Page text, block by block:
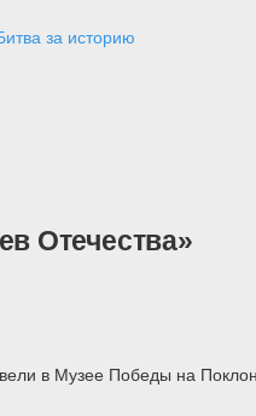
за историю
Отечества»
в Музее Победы на